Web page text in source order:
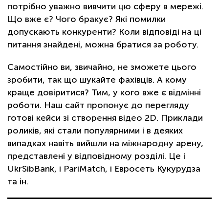
потрібно уважно вивчити цю сферу в мережі.
Що вже є? Чого бракує? Які помилки
допускають конкуренти? Коли відповіді на ці
питання знайдені, можна братися за роботу.
Самостійно ви, звичайно, не зможете цього
зробити, так що шукайте фахівців. А кому
краще довіритися? Тим, у кого вже є відмінні
роботи. Наш сайт пропонує до перегляду
готові кейси зі створення відео 2D. Приклади
роликів, які стали популярними і в деяких
випадках навіть вийшли на міжнародну арену,
представлені у відповідному розділі. Це і
UkrSibBank, і PariMatch, і Евросеть Кукурудза
та ін.